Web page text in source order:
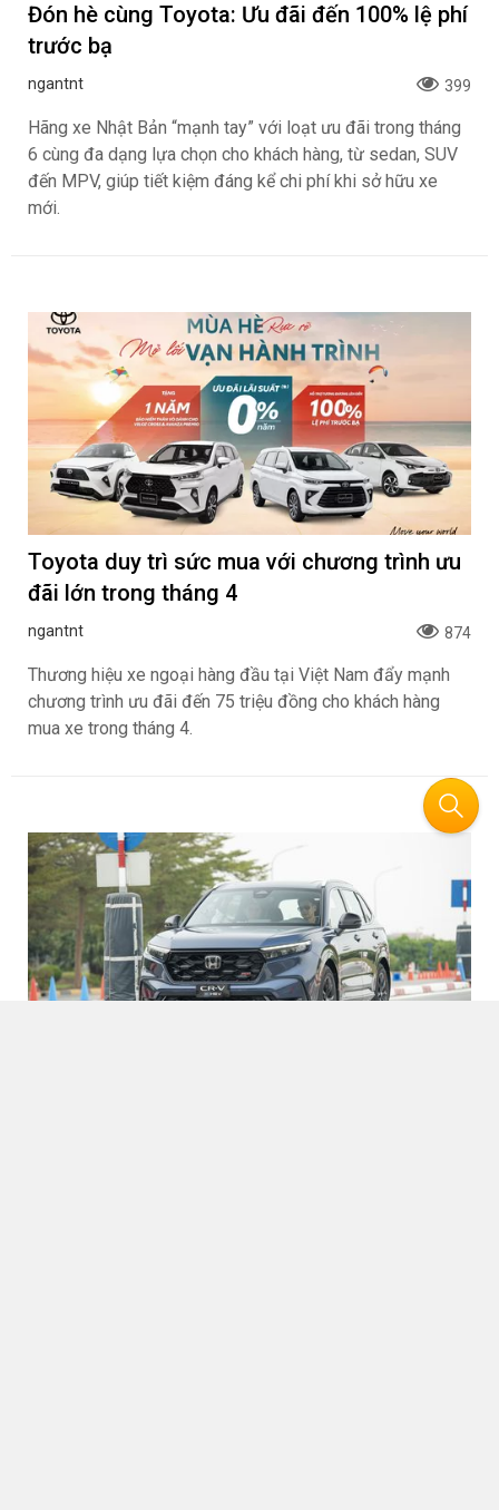
Đón hè cùng Toyota: Ưu đãi đến 100% lệ phí
trước bạ
ngantnt 399
Hãng xe Nhật Bản “mạnh tay” với loạt ưu đãi trong tháng
6 cùng đa dạng lựa chọn cho khách hàng, từ sedan, SUV
đến MPV, giúp tiết kiệm đáng kể chi phí khi sở hữu xe
mới.
Toyota duy trì sức mua với chương trình ưu
đãi lớn trong tháng 4
ngantnt 874
Thương hiệu xe ngoại hàng đầu tại Việt Nam đẩy mạnh
chương trình ưu đãi đến 75 triệu đồng cho khách hàng
mua xe trong tháng 4.